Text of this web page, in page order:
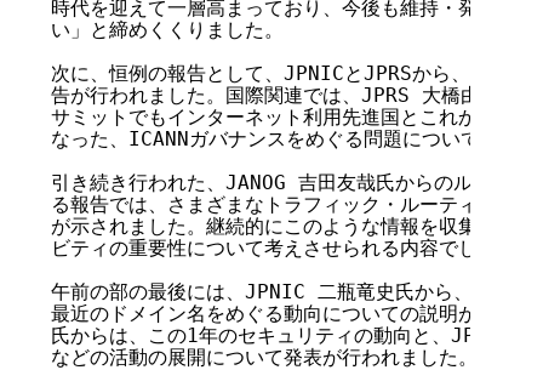
時代を迎えて一層高まっており、今後も維持・発展さ
い」と締めくくりました。
次に、恒例の報告として、JPNICとJPRSから、国際関
告が行われました。国際関連では、JPRS 大橋由美氏
サミットでもインターネット利用先進国とこれからの
なった、ICANNガバナンスをめぐる問題について報告
引き続き行われた、JANOG 吉田友哉氏からのルーティ
る報告では、さまざまなトラフィック・ルーティング
が示されました。継続的にこのような情報を収集・分
ビティの重要性について考えさせられる内容でした。
午前の部の最後には、JPNIC 二瓶竜史氏から、日本語
最近のドメイン名をめぐる動向についての説明があり
氏からは、この1年のセキュリティの動向と、JPCERT/
などの活動の展開について発表が行われました。